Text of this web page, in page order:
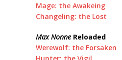
Mage: the Awakeing
Changeling: the Lost
Max Nonne Reloaded
Werewolf: the Forsaken